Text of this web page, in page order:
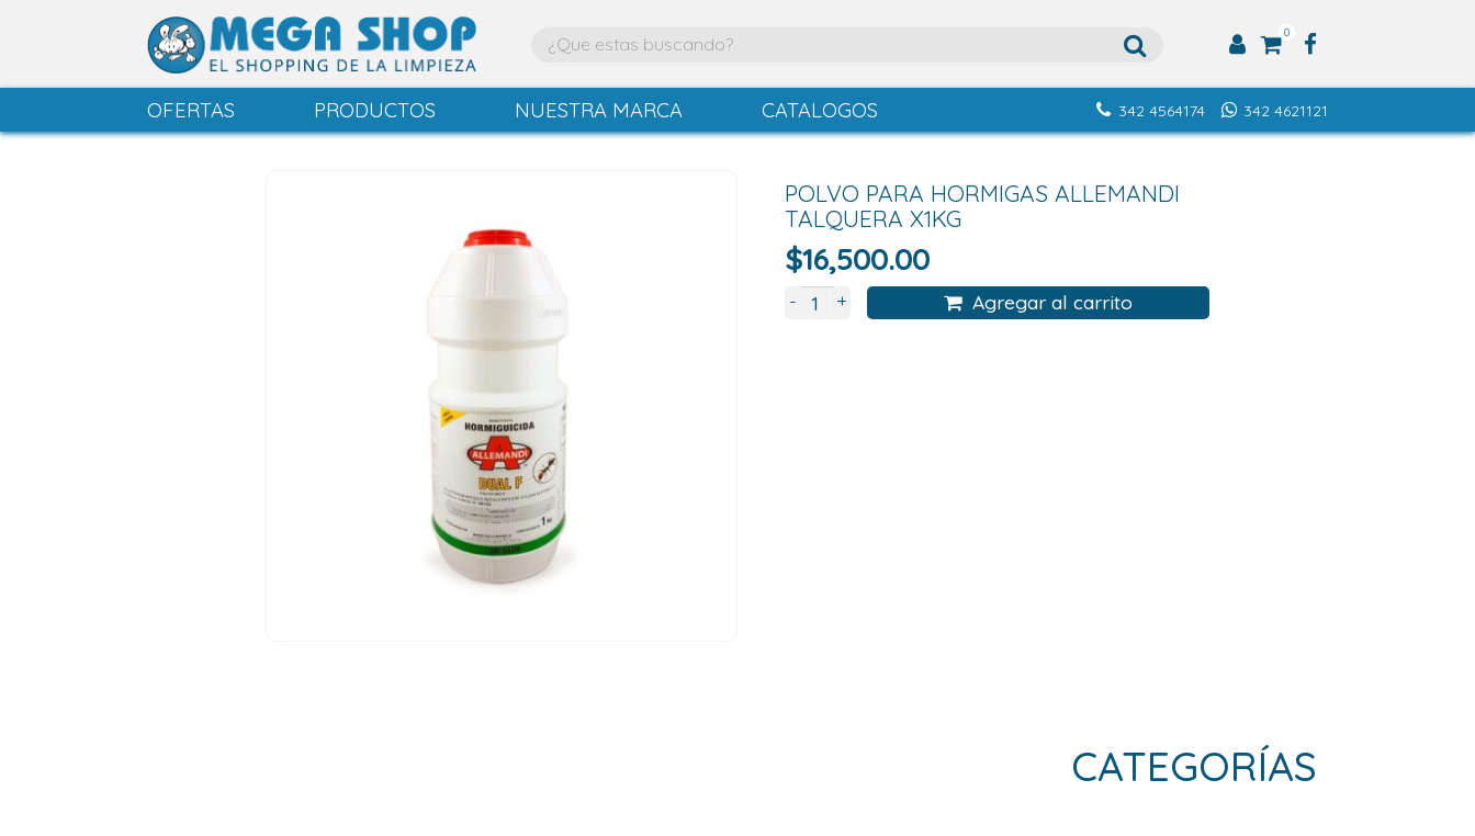
0
OFERTAS PRODUCTOS NUESTRA MARCA CATALOGOS 342 4621121
342 4564174
POLVO PARA HORMIGAS ALLEMANDI
TALQUERA X1KG
$16,500.00
- + Agregar al carrito
CATEGORÍAS